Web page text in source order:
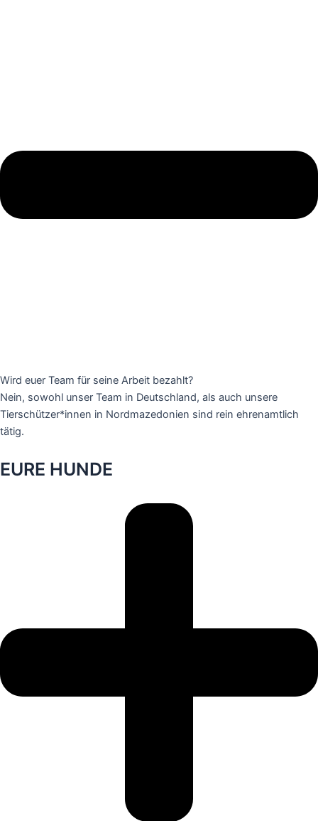
Wird euer Team für seine Arbeit bezahlt?
Nein, sowohl unser Team in Deutschland, als auch unsere
Tierschützer*innen in Nordmazedonien sind rein ehrenamtlich
tätig.
EURE HUNDE